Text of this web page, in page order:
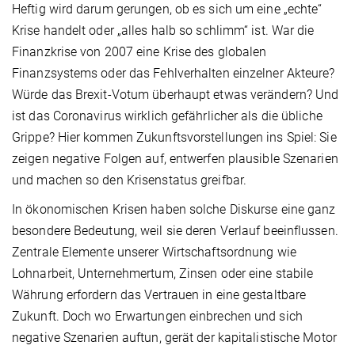
Heftig wird darum gerungen, ob es sich um eine „echte“
Krise handelt oder „alles halb so schlimm“ ist. War die
Finanzkrise von 2007 eine Krise des globalen
Finanzsystems oder das Fehlverhalten einzelner Akteure?
Würde das Brexit-Votum überhaupt etwas verändern? Und
ist das Coronavirus wirklich gefährlicher als die übliche
Grippe? Hier kommen Zukunftsvorstellungen ins Spiel: Sie
zeigen negative Folgen auf, entwerfen plausible Szenarien
und machen so den Krisenstatus greifbar.
In ökonomischen Krisen haben solche Diskurse eine ganz
besondere Bedeutung, weil sie deren Verlauf beeinflussen.
Zentrale Elemente unserer Wirtschaftsordnung wie
Lohnarbeit, Unternehmertum, Zinsen oder eine stabile
Währung erfordern das Vertrauen in eine gestaltbare
Zukunft. Doch wo Erwartungen einbrechen und sich
negative Szenarien auftun, gerät der kapitalistische Motor